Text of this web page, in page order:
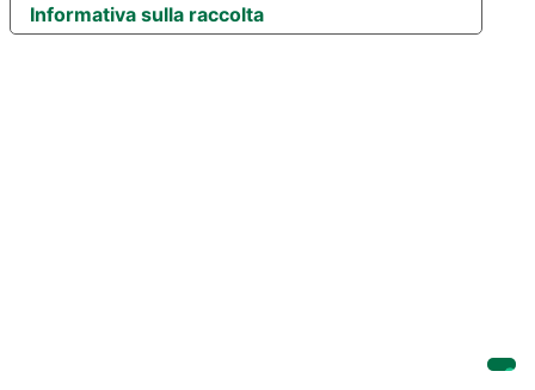
Informativa sulla raccolta